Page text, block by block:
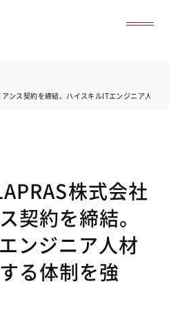
アンス契約を締結。ハイスキルITエンジニア人材
株式会社
契約を締結。
ンジニア人材
る体制を強